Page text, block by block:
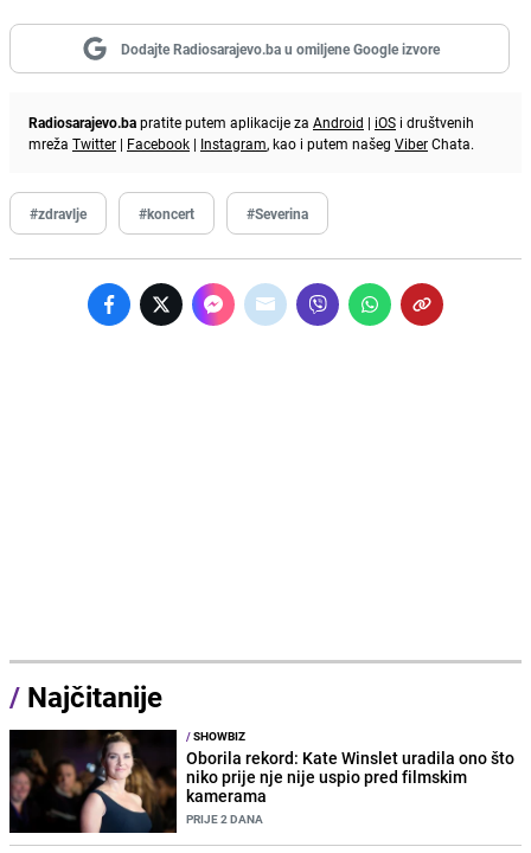
Dodajte Radiosarajevo.ba u omiljene Google izvore
Radiosarajevo.bapratite putem aplikacije za Android | iOS i društvenih
mreža Twitter | Facebook | Instagram, kao i putem našeg ViberChata.
#zdravlje #koncert #Severina
/ Najčitanije
/SHOWBIZ
Oborila rekord: Kate Winslet uradila ono što
niko prije nje nije uspio pred filmskim
kamerama
PRIJE 2 DANA